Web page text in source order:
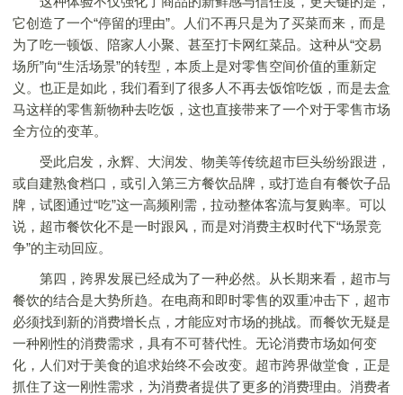
它创造了一个“停留的理由”。人们不再只是为了买菜而来，而是
为了吃一顿饭、陪家人小聚、甚至打卡网红菜品。这种从“交易
场所”向“生活场景”的转型，本质上是对零售空间价值的重新定
义。也正是如此，我们看到了很多人不再去饭馆吃饭，而是去盒
马这样的零售新物种去吃饭，这也直接带来了一个对于零售市场
全方位的变革。
受此启发，永辉、大润发、物美等传统超市巨头纷纷跟进，
或自建熟食档口，或引入第三方餐饮品牌，或打造自有餐饮子品
牌，试图通过“吃”这一高频刚需，拉动整体客流与复购率。可以
说，超市餐饮化不是一时跟风，而是对消费主权时代下“场景竞
争”的主动回应。
第四，跨界发展已经成为了一种必然。从长期来看，超市与
餐饮的结合是大势所趋。在电商和即时零售的双重冲击下，超市
必须找到新的消费增长点，才能应对市场的挑战。而餐饮无疑是
一种刚性的消费需求，具有不可替代性。无论消费市场如何变
化，人们对于美食的追求始终不会改变。超市跨界做堂食，正是
抓住了这一刚性需求，为消费者提供了更多的消费理由。消费者